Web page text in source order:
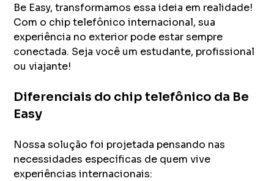
Be Easy, transformamos essa ideia em realidade!
Com o chip telefônico internacional, sua
experiência no exterior pode estar sempre
conectada. Seja você um estudante, profissional
ou viajante!
Diferenciais do chip telefônico da Be
Easy
Nossa solução foi projetada pensando nas
necessidades específicas de quem vive
experiências internacionais: